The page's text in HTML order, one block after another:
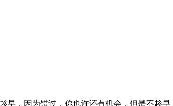
早，因为错过，你也许还有机会，但是不趁